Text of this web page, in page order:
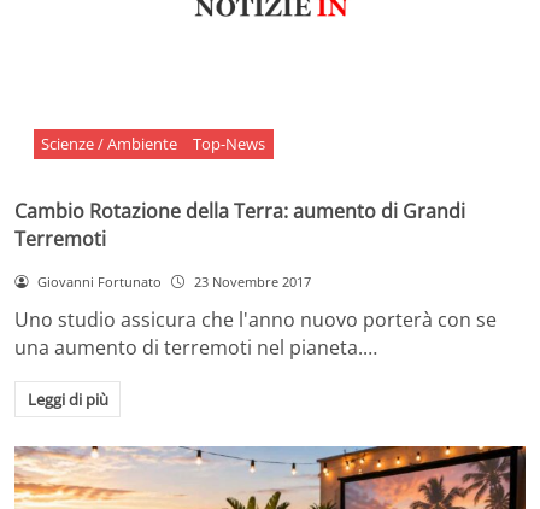
Scienze / Ambiente Top-News
Cambio Rotazione della Terra: aumento di Grandi
Terremoti
Giovanni Fortunato 23 Novembre 2017
Uno studio assicura che l'anno nuovo porterà con se
una aumento di terremoti nel pianeta.…
Leggi di più